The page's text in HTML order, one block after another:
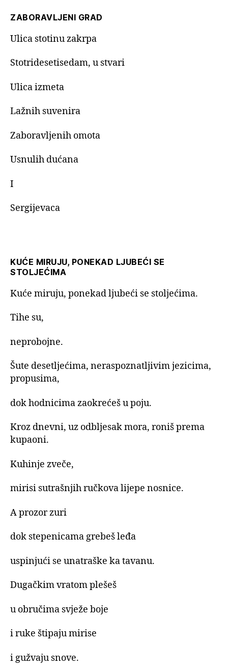
ZABORAVLJENI GRAD
Ulica stotinu zakrpa
Stotridesetisedam, u stvari
Ulica izmeta
Lažnih suvenira
Zaboravljenih omota
Usnulih dućana
I
Sergijevaca
KUĆE MIRUJU, PONEKAD LJUBEĆI SE
STOLJEĆIMA
Kuće miruju, ponekad ljubeći se stoljećima.
Tihe su,
neprobojne.
Šute desetljećima, neraspoznatljivim jezicima,
propusima,
dok hodnicima zaokrećeš u poju.
Kroz dnevni, uz odbljesak mora, roniš prema
kupaoni.
Kuhinje zveče,
mirisi sutrašnjih ručkova lijepe nosnice.
A prozor zuri
dok stepenicama grebeš leđa
uspinjući se unatraške ka tavanu.
Dugačkim vratom plešeš
u obručima svježe boje
i ruke štipaju mirise
i gužvaju snove.